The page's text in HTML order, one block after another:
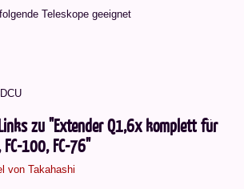
Teleskope geeignet
zu "Extender Q1,6x komplett für
100, FC-76"
von Takahashi